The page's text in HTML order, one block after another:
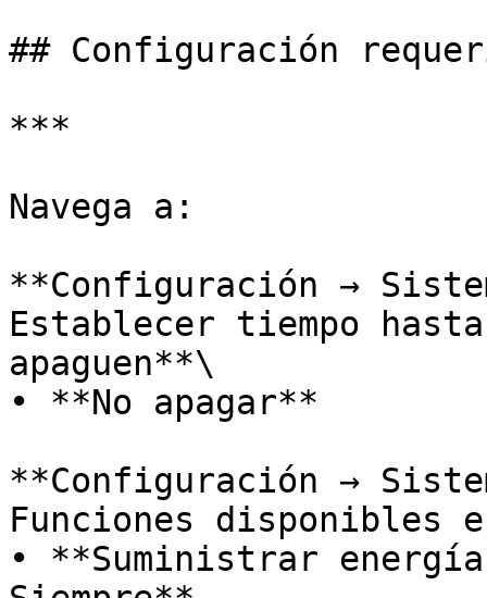
## Configuración
***
Navega a:
**Configuración →
Establecer tiempo
apaguen**\
• **No apagar**
**Configuración →
Funciones disponibles
• **Suministrar